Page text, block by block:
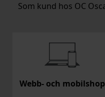
Som kund hos OC
Webb- och mobilshop